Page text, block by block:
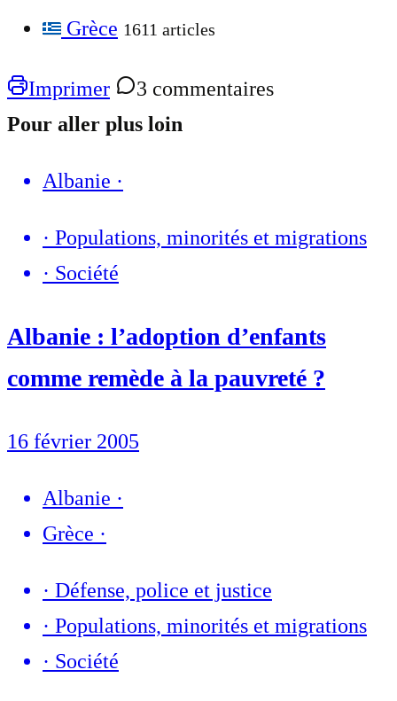
Grèce 1611 articles
Imprimer
3 commentaires
Pour aller plus loin
Albanie ·
· Populations, minorités et migrations
· Société
Albanie : l’adoption d’enfants
comme remède à la pauvreté ?
16 février 2005
Albanie ·
Grèce ·
· Défense, police et justice
· Populations, minorités et migrations
· Société